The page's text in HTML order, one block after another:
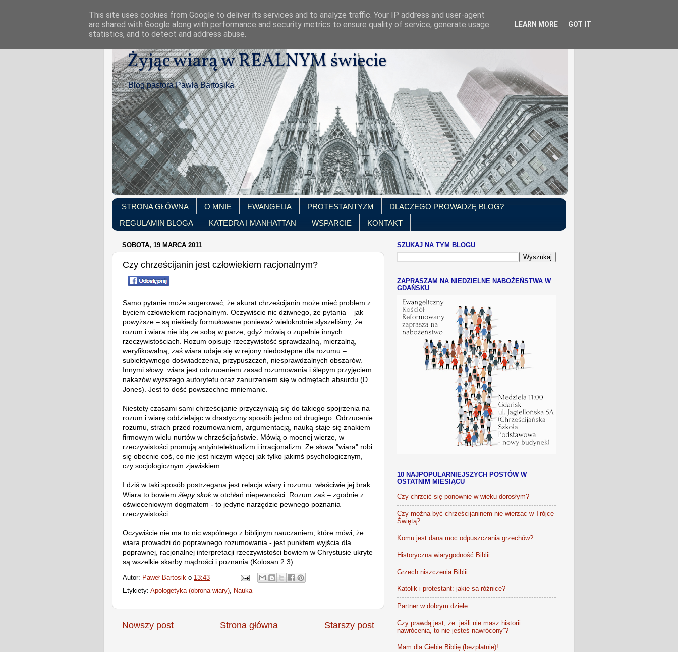
Żyjąc wiarą w REALNYM świecie
Blog pastora Pawła Bartosika
STRONA GŁÓWNA O MNIE EWANGELIA PROTESTANTYZM
DLACZEGO PROWADZĘ BLOG?
REGULAMIN BLOGA
KATEDRA I MANHATTAN WSPARCIE KONTAKT
SOBOTA, 19 MARCA 2011
Czy chrześcijanin jest człowiekiem racjonalnym?
Samo pytanie może sugerować, że akurat chrześcijanin może mieć problem z
byciem człowiekiem racjonalnym. Oczywiście nic dziwnego, że pytania – jak
powyższe – są niekiedy formułowane ponieważ wielokrotnie słyszeliśmy, że
rozum i wiara nie idą ze sobą w parze, gdyż mówią o zupełnie innych
rzeczywistościach. Rozum opisuje rzeczywistość sprawdzalną, mierzalną,
weryfikowalną, zaś wiara udaje się w rejony niedostępne dla rozumu –
subiektywnego doświadczenia, przypuszczeń, niesprawdzalnych obszarów.
Innymi słowy: wiara jest odrzuceniem zasad rozumowania i ślepym przyjęciem
nakazów wyższego autorytetu oraz zanurzeniem się w odmętach absurdu (D.
Jones). Jest to dość powszechne mniemanie.
Niestety czasami sami chrześcijanie przyczyniają się do takiego spojrzenia na
rozum i wiarę oddzielając w drastyczny sposób jedno od drugiego. Odrzucenie
rozumu, strach przed rozumowaniem, argumentacją, nauką staje się znakiem
firmowym wielu nurtów w chrześcijaństwie. Mówią o mocnej wierze, w
rzeczywistości promują antyintelektualizm i irracjonalizm. Ze słowa "wiara" robi
się obecnie coś, co nie jest niczym więcej jak tylko jakimś psychologicznym,
czy socjologicznym zjawiskiem.
I dziś w taki sposób postrzegana jest relacja wiary i rozumu: właściwie jej brak.
Wiara to bowiem ślepy skokw otchłań niepewności. Rozum zaś – zgodnie z
oświeceniowym dogmatem - to jedyne narzędzie pewnego poznania
rzeczywistości.
Oczywiście nie ma to nic wspólnego z biblijnym nauczaniem, które mówi, że
wiara prowadzi do poprawnego rozumowania - jest punktem wyjścia dla
poprawnej, racjonalnej interpretacji rzeczywistości bowiem w Chrystusie ukryte
są wszelkie skarby mądrości i poznania (Kolosan 2:3).
Autor: Paweł Bartosik o 13:43
Etykiety: Apologetyka (obrona wiary), Nauka
Nowszy post Starszy post
Strona główna
SZUKAJ NA TYM BLOGU
ZAPRASZAM NA NIEDZIELNE NABOŻEŃSTWA W
GDAŃSKU
10 NAJPOPULARNIEJSZYCH POSTÓW W
OSTATNIM MIESIĄCU
Czy chrzcić się ponownie w wieku dorosłym?
Czy można być chrześcijaninem nie wierząc w Trójcę
Świętą?
Komu jest dana moc odpuszczania grzechów?
Historyczna wiarygodność Biblii
Grzech niszczenia Biblii
Katolik i protestant: jakie są różnice?
Partner w dobrym dziele
Czy prawdą jest, że „jeśli nie masz historii
nawrócenia, to nie jesteś nawrócony”?
Mam dla Ciebie Biblię (bezpłatnie)!
This site uses cookies from Google to deliver its services and to analyze traffic. Your IP address and user-agent
are shared with Google along with performance and security metrics to ensure quality of service, generate usage
statistics, and to detect and address abuse.
LEARN MORE GOT IT